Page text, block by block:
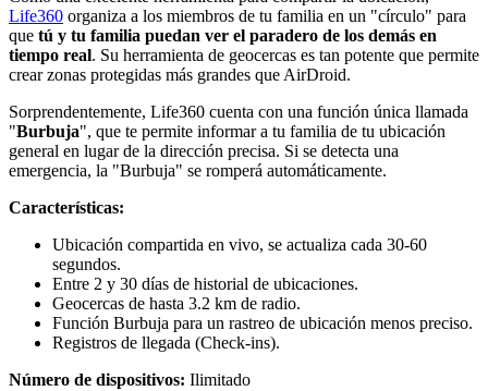
Life360 organiza a los miembros de tu familia en un "círculo" para
que tú y tu familia puedan ver el paradero de los demás en
tiempo real. Su herramienta de geocercas es tan potente que permite
crear zonas protegidas más grandes que AirDroid.
Sorprendentemente, Life360 cuenta con una función única llamada
"Burbuja", que te permite informar a tu familia de tu ubicación
general en lugar de la dirección precisa. Si se detecta una
emergencia, la "Burbuja" se romperá automáticamente.
Características:
Ubicación compartida en vivo, se actualiza cada 30-60
segundos.
Entre 2 y 30 días de historial de ubicaciones.
Geocercas de hasta 3.2 km de radio.
Función Burbuja para un rastreo de ubicación menos preciso.
Registros de llegada (Check-ins).
Número de dispositivos: Ilimitado